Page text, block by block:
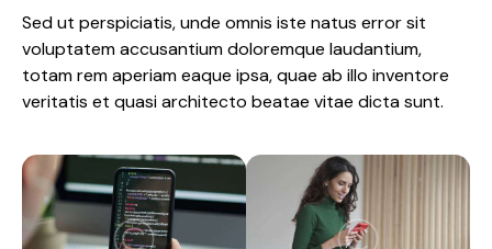
Sed ut perspiciatis, unde omnis iste natus error sit
voluptatem accusantium doloremque laudantium,
totam rem aperiam eaque ipsa, quae ab illo inventore
veritatis et quasi architecto beatae vitae dicta sunt.